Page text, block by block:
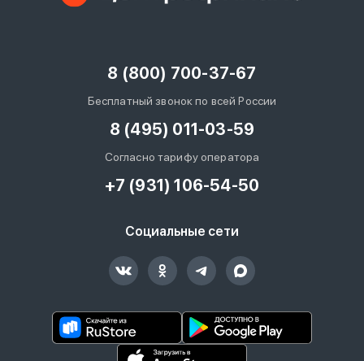
8 (800) 700-37-67
Бесплатный звонок по всей России
8 (495) 011-03-59
Согласно тарифу оператора
+7 (931) 106-54-50
Социальные сети